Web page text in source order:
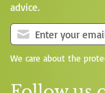
advice.
We care about the